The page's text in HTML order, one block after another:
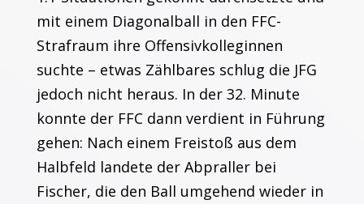
mit einem Diagonalball in den FFC-
Strafraum ihre Offensivkolleginnen
suchte – etwas Zählbares schlug die JFG
jedoch nicht heraus. In der 32. Minute
konnte der FFC dann verdient in Führung
gehen: Nach einem Freistoß aus dem
Halbfeld landete der Abpraller bei
Fischer, die den Ball umgehend wieder in